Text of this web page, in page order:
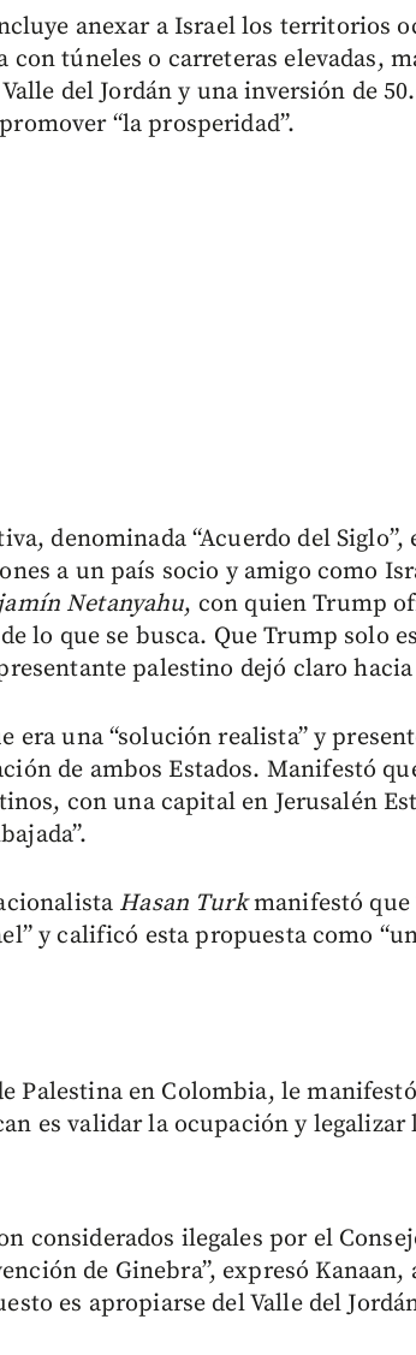
anexar a Israel los territorios
con túneles o carreteras elevadas,
del Jordán y una inversión de
“la prosperidad”.
denominada “Acuerdo del Siglo”,
a un país socio y amigo como
Netanyahu, con quien Trump
lo que se busca. Que Trump solo
palestino dejó claro
era una “solución realista” y
de ambos Estados. Manifestó
con una capital en Jerusalén
Hasan Turkmanifestó que
y calificó esta propuesta como
Palestina en Colombia, le
es validar la ocupación y
considerados ilegales por el
de Ginebra”, expresó Kanaan,
es apropiarse del Valle del